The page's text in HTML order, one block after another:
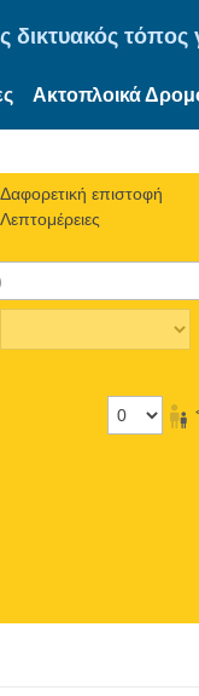
δικτυακός τόπος
Ακτοπλοικά
Δαφορετική επιστοφή
Λεπτομέρειες